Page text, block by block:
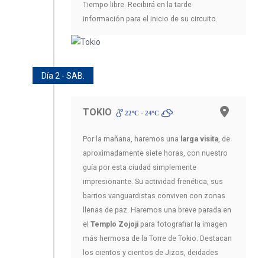
Tiempo libre. Recibirá en la tarde
información para el inicio de su circuito.
Día 2 - SAB.
TOKIO 22ºC - 24ºC
Por la mañana, haremos una larga visita, de
aproximadamente siete horas, con nuestro
guía por esta ciudad simplemente
impresionante. Su actividad frenética, sus
barrios vanguardistas conviven con zonas
llenas de paz. Haremos una breve parada en
el Templo Zojoji para fotografiar la imagen
más hermosa de la Torre de Tokio. Destacan
los cientos y cientos de Jizos, deidades